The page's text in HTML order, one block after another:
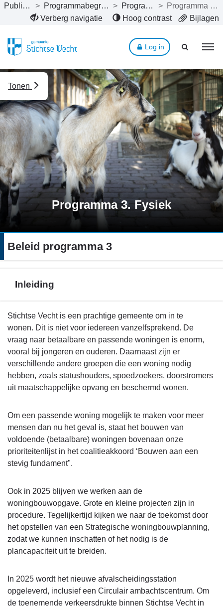
Naar hoofdinhoud
Publicaties > Programmabegroting 2025 > Programma’s >
Programma 3. Fysiek
Verberg navigatie
Hoog contrast Bijlagen
Log in
Programma 3. Fysiek
Tonen
Beleid programma 3
Inleiding
Terug
naar
navigatie
Beleid
programma
Inleiding
Stichtse Vecht is een prachtige gemeente om in te
wonen. Dit is niet voor iedereen vanzelfsprekend. De
vraag naar betaalbare en passende woningen is enorm,
vooral bij jongeren en ouderen. Daarnaast zijn er
verschillende andere groepen die een woning nodig
hebben, zoals statushouders, spoedzoekers, doorstromers
uit maatschappelijke opvang en beschermd wonen.
Om een passende woning mogelijk te maken voor meer
mensen dan nu het geval is, staat het bouwen van
voldoende (betaalbare) woningen bovenaan onze
prioriteitenlijst in het coalitieakkoord ‘Bouwen aan een
stevig fundament".
Ook in 2025 blijven we werken aan de
woningbouwopgave. Grote en kleine projecten zijn in
procedure. Tegelijkertijd kijken we naar de toekomst door
het opstellen van een Strategische woningbouwplanning,
zodat we kunnen inschatten of het nodig is de
plancapaciteit uit te breiden.
In 2025 wordt het nieuwe afvalscheidingsstation
opgeleverd, inclusief een Circulair ambachtscentrum. Om
de toenemende verkeersdrukte binnen Stichtse Vecht in